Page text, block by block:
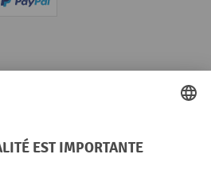
(Visa)
PayPal
anticipé